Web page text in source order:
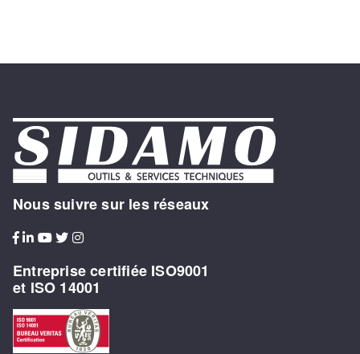
Nous suivre sur les réseaux
Entreprise certifiée ISO9001
et ISO 14001